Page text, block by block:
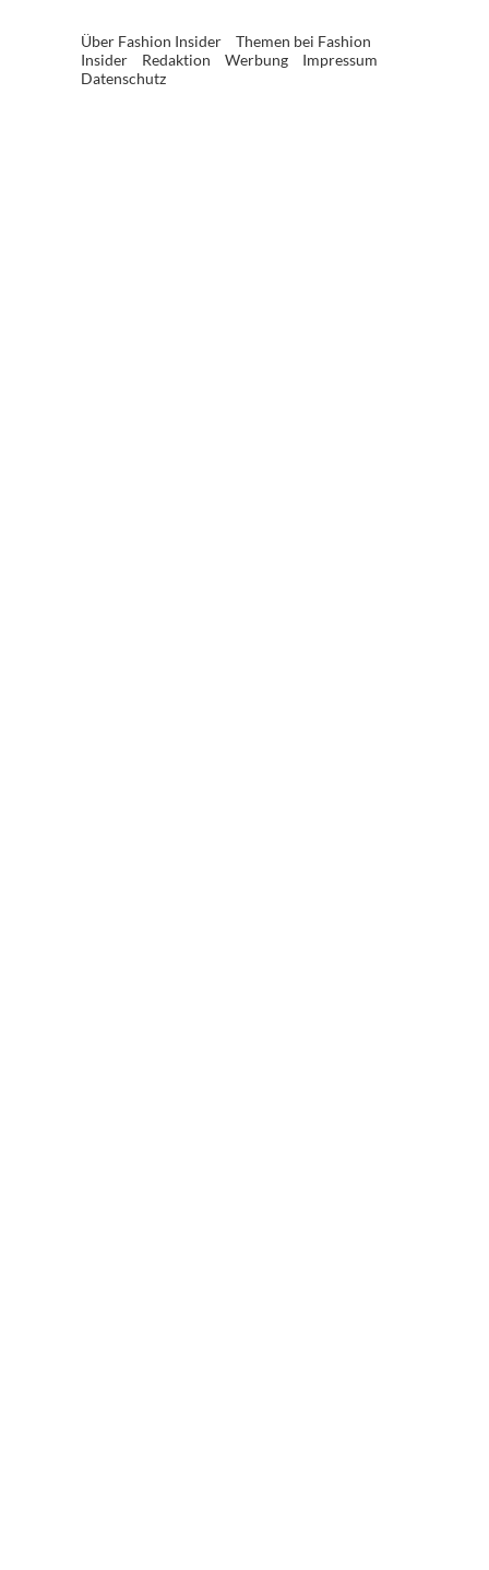
Über Fashion Insider
Themen bei Fashion
Insider
Redaktion Werbung
Impressum
Datenschutz